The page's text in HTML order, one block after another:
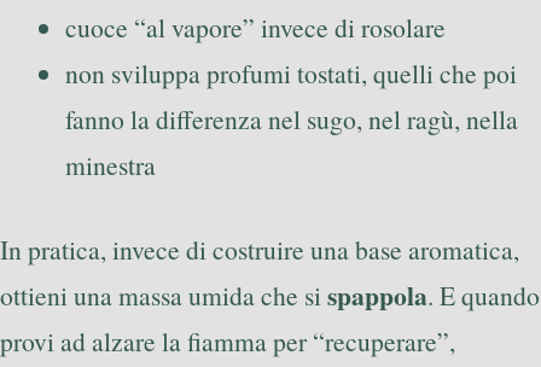
cuoce “al vapore” invece di rosolare
non sviluppa profumi tostati, quelli che poi
fanno la differenza nel sugo, nel ragù, nella
minestra
In pratica, invece di costruire una base aromatica,
ottieni una massa umida che sispappola. E quando
provi ad alzare la fiamma per “recuperare”,